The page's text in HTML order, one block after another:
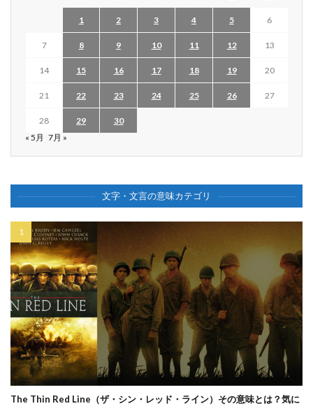
1 2 3 4 5 6
7 8 9 10 11 12 13
14 15 16 17 18 19 20
21 22 23 24 25 26 27
28 29
30
« 5月 7月 »
文字・文言の意味カテゴリ
The Thin Red Line（ザ・シン・レッド・ライン）その意味とは？気に